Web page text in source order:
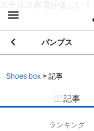
ステルス家電が楽しい！
パンプス
Shoes box > 記事
記事
ランキング